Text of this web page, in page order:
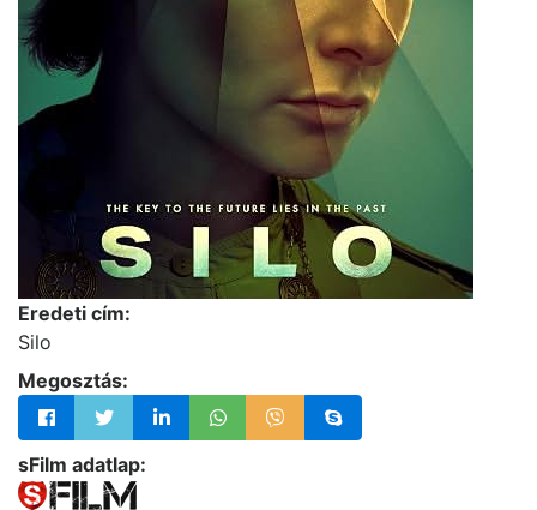
Eredeti cím:
Silo
Megosztás:
sFilm adatlap: